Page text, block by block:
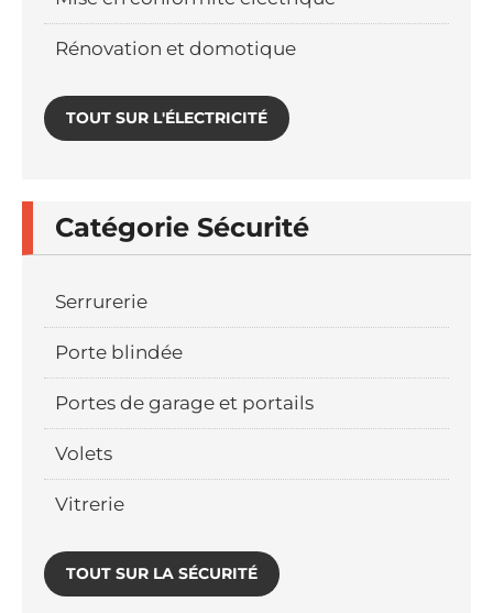
Rénovation et domotique
TOUT SUR L'ÉLECTRICITÉ
Catégorie Sécurité
Serrurerie
Porte blindée
Portes de garage et portails
Volets
Vitrerie
TOUT SUR LA SÉCURITÉ